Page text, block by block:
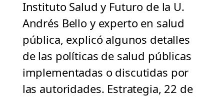
Instituto Salud y Futuro de la U.
Andrés Bello y experto en salud
pública, explicó algunos detalles
de las políticas de salud públicas
implementadas o discutidas por
las autoridades. Estrategia, 22 de